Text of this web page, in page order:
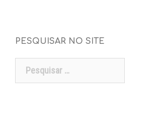
PESQUISAR NO SITE
Pesquisar